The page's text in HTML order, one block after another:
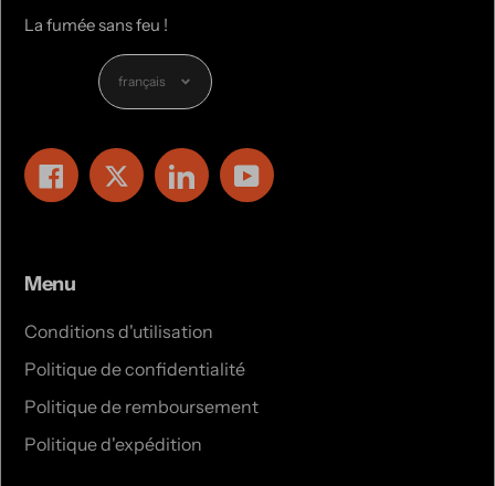
La fumée sans feu !
Langue
français
FacebookTwitterLinkedInYouTube
Menu
Conditions d'utilisation
Politique de confidentialité
Politique de remboursement
Politique d'expédition